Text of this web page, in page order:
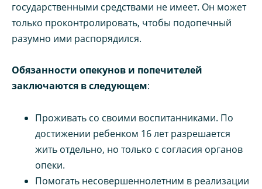
государственными средствами не имеет. Он может
только проконтролировать, чтобы подопечный
разумно ими распорядился.
Обязанности опекунов и попечителей
заключаются в следующем:
Проживать со своими воспитанниками. По
достижении ребенком 16 лет разрешается
жить отдельно, но только с согласия органов
опеки.
Помогать несовершеннолетним в реализации